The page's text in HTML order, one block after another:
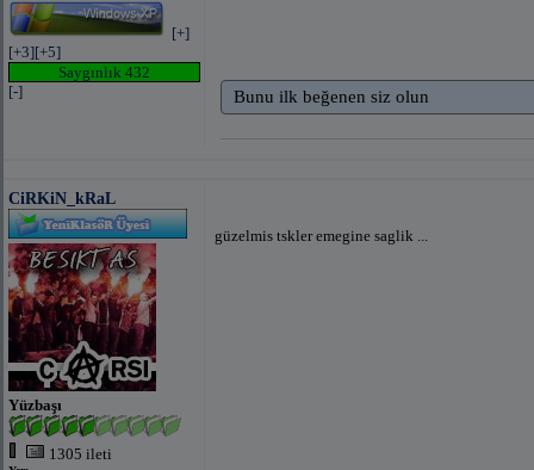
[+]
[+3][+5]
Saygınlık 432
[-]
Bunu ilk beğenen siz olun
CiRKiN_kRaL
Yüzbaşı
1305 ileti
güzelmis tskler emegine saglik ...